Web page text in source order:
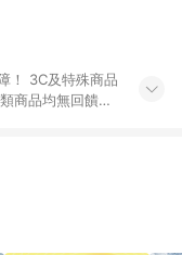
！ 3C及特殊商品
用] -內接硬
店之商品：商